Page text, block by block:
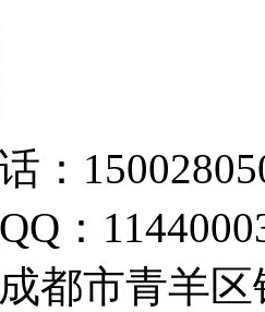
：
：
都市青羊